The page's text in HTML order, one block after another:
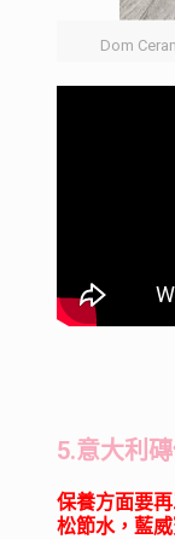
Dom
5.意大利
保養方面要
松節水，藍